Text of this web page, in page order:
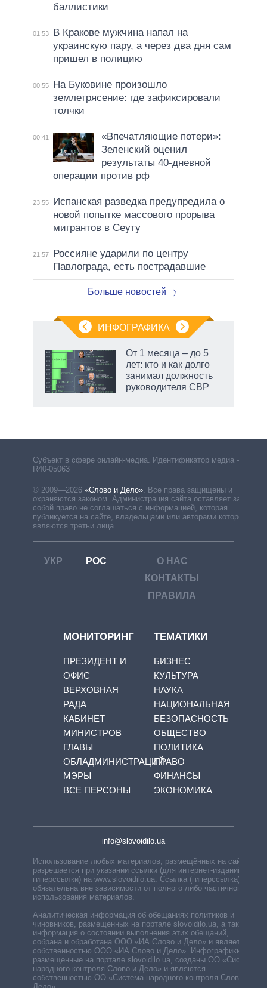
баллистики
01:53
В Кракове мужчина напал на
украинскую пару, а через два дня сам
пришел в полицию
00:55
На Буковине произошло
землетрясение: где зафиксировали
толчки
00:41
«Впечатляющие потери»:
Зеленский оценил
результаты 40-дневной
операции против рф
23:55
Испанская разведка предупредила о
новой попытке массового прорыва
мигрантов в Сеуту
21:57
Россияне ударили по центру
Павлограда, есть пострадавшие
Больше новостей
ИНФОГРАФИКА
От 1 месяца – до 5
лет: кто и как долго
занимал должность
руководителя СВР
Субъект в сфере онлайн-медиа. Идентификатор медиа –
R40-05063
© 2009—2026 «Слово и Дело» Все права защищены и
охраняются законом. Администрация сайта оставляет за
собой право не соглашаться с информацией, которая
публикуется на сайте, владельцами или авторами которой
являются третьи лица.
УКР РОС
О НАС
КОНТАКТЫ
ПРАВИЛА
МОНИТОРИНГ
ПРЕЗИДЕНТ И
ОФИС
ВЕРХОВНАЯ
РАДА
КАБИНЕТ
МИНИСТРОВ
ГЛАВЫ
ОБЛАДМИНИСТРАЦИЙ
МЭРЫ
ВСЕ ПЕРСОНЫ
ТЕМАТИКИ
БИЗНЕС
КУЛЬТУРА
НАУКА
НАЦИОНАЛЬНАЯ
БЕЗОПАСНОСТЬ
ОБЩЕСТВО
ПОЛИТИКА
ПРАВО
ФИНАНСЫ
ЭКОНОМИКА
info@slovoidilo.ua
Использование любых материалов, размещённых на сайте,
разрешается при указании ссылки (для интернет-изданий —
гиперссылки) на www.slovoidilo.ua. Ссылка (гиперссылка)
обязательна вне зависимости от полного либо частичного
использования материалов.
Аналитическая информация об обещаниях политиков и
чиновников, размещенных на портале slovoidilo.ua, а также
информация о состоянии выполнения этих обещаний,
собрана и обработана ООО «ИА Слово и Дело» и является
собственностью ООО «ИА Слово и Дело». Инфографики,
размещенные на портале slovoidilo.ua, созданы ОО «Система
народного контроля Слово и Дело» и являются
собственностью ОО «Система народного контроля Слово и